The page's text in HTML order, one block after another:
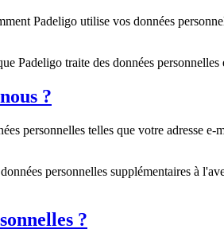
Padeligo utilise vos données
Padeligo traite des données
?
personnelles telles que votre adresse
personnelles supplémentaires à
?